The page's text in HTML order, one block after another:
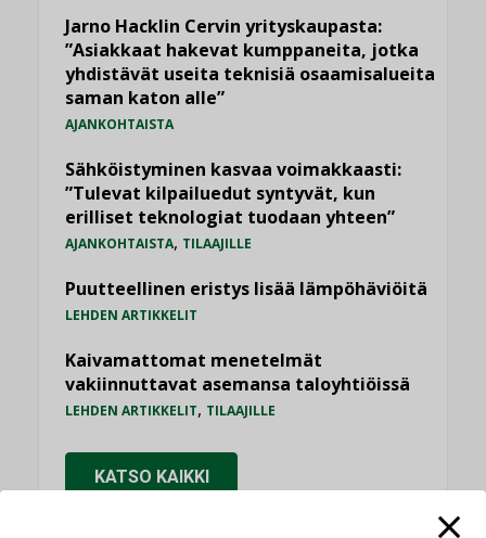
Jarno Hacklin Cervin yrityskaupasta:
”Asiakkaat hakevat kumppaneita, jotka
yhdistävät useita teknisiä osaamisalueita
saman katon alle”
AJANKOHTAISTA
Sähköistyminen kasvaa voimakkaasti:
”Tulevat kilpailuedut syntyvät, kun
erilliset teknologiat tuodaan yhteen”
AJANKOHTAISTA, TILAAJILLE
Puutteellinen eristys lisää lämpöhäviöitä
LEHDEN ARTIKKELIT
Kaivamattomat menetelmät
vakiinnuttavat asemansa taloyhtiöissä
LEHDEN ARTIKKELIT, TILAAJILLE
KATSO KAIKKI